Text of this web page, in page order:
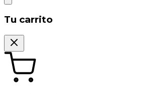
Tu carrito